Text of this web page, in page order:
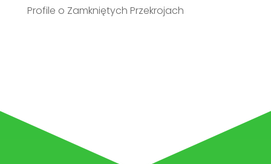
Profile o Zamkniętych Przekrojach